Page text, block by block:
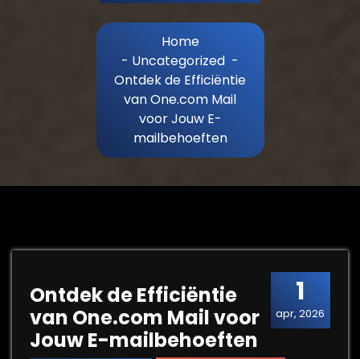
Home
- Uncategorized -
Ontdek de Efficiëntie
van One.com Mail
voor Jouw E-
mailbehoeften
1
apr, 2026
Ontdek de Efficiëntie
van One.com Mail voor
Jouw E-mailbehoeften